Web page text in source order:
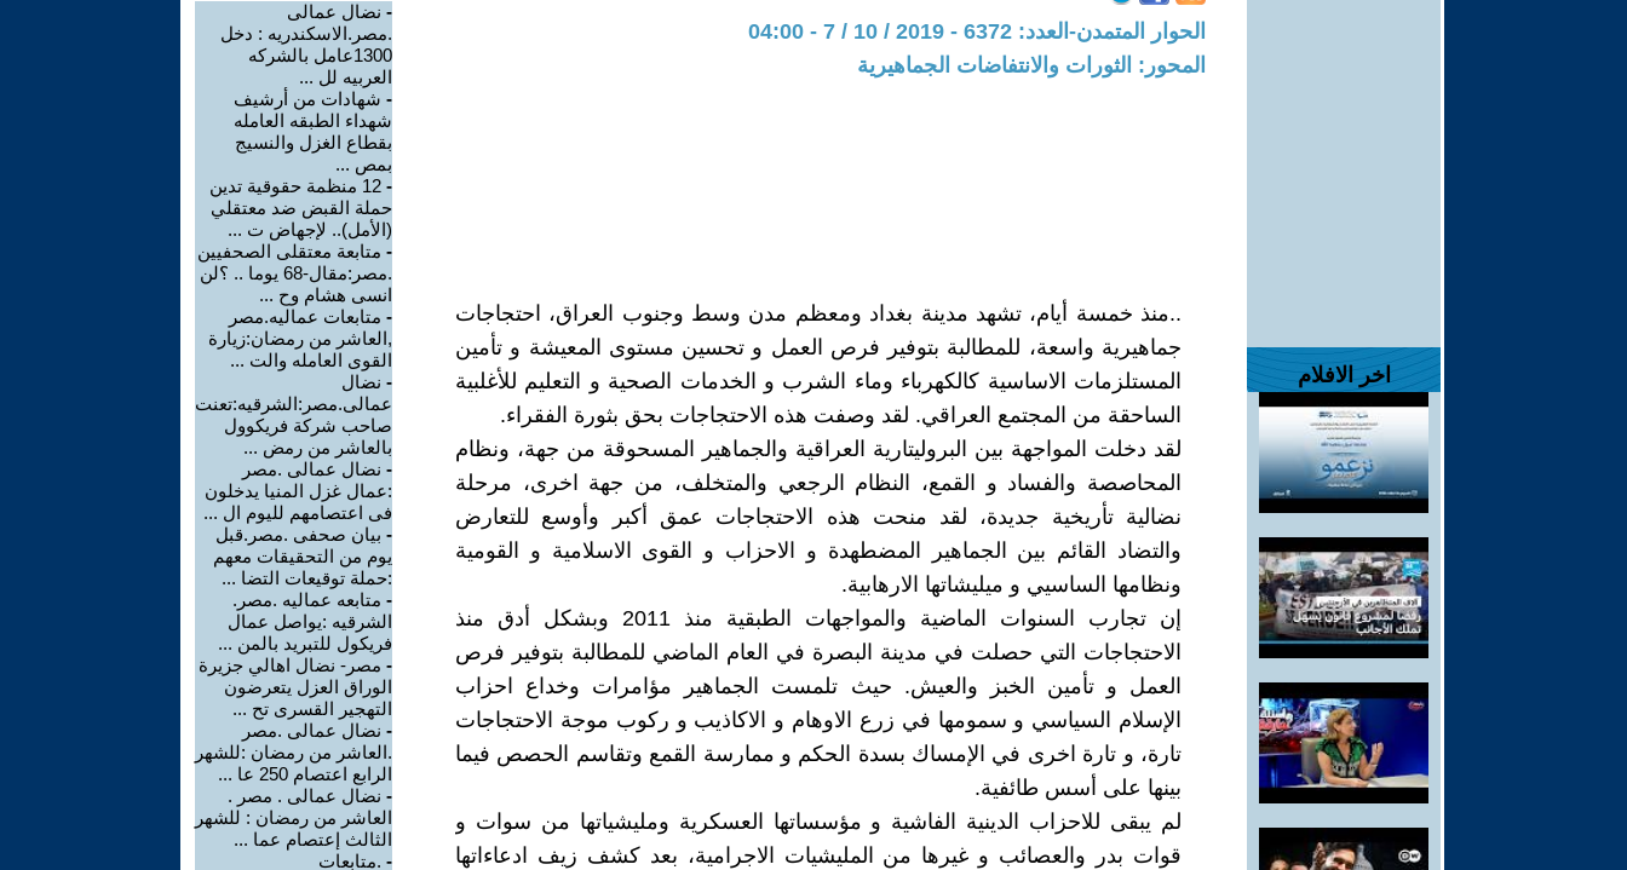
اخر الافلام
الحوار المتمدن-العدد: 6372 - 2019 / 10 / 7 - 04:00
المحور: الثورات والانتفاضات الجماهيرية
..منذ خمسة أيام، تشهد مدينة بغداد ومعظم مدن وسط وجنوب العراق، احتجاجات
جماهيرية واسعة، للمطالبة بتوفير فرص العمل و تحسين مستوى المعيشة و تأمين
المستلزمات الاساسية كالكهرباء وماء الشرب و الخدمات الصحية و التعليم للأغلبية
الساحقة من المجتمع العراقي. لقد وصفت هذه الاحتجاجات بحق بثورة الفقراء.
لقد دخلت المواجهة بين البروليتارية العراقية والجماهير المسحوقة من جهة، ونظام
المحاصصة والفساد و القمع، النظام الرجعي والمتخلف، من جهة اخرى، مرحلة
نضالية تأريخية جديدة، لقد منحت هذه الاحتجاجات عمق أكبر وأوسع للتعارض
والتضاد القائم بين الجماهير المضطهدة و الاحزاب و القوى الاسلامية و القومية
ونظامها الساسيي و ميليشاتها الارهابية.
إن تجارب السنوات الماضية والمواجهات الطبقية منذ 2011 وبشكل أدق منذ
الاحتجاجات التي حصلت في مدينة البصرة في العام الماضي للمطالبة بتوفير فرص
العمل و تأمين الخبز والعيش. حيث تلمست الجماهير مؤامرات وخداع احزاب
الإسلام السياسي و سمومها في زرع الاوهام و الاكاذيب و ركوب موجة الاحتجاجات
تارة، و تارة اخرى في الإمساك بسدة الحكم و ممارسة القمع وتقاسم الحصص فيما
بينها على أسس طائفية.
لم يبقى للاحزاب الدينية الفاشية و مؤسساتها العسكرية ومليشياتها من سوات و
قوات بدر والعصائب و غيرها من المليشيات الاجرامية، بعد كشف زيف ادعاءاتها
- نضال عمالى
.مصر.الاسكندريه : دخل
1300عامل بالشركه
العربيه لل ...
- شهادات من أرشيف
شهداء الطبقه العامله
بقطاع الغزل والنسيج
بمص ...
-
12 منظمة حقوقية تدين
حملة القبض ضد معتقلي
(الأمل).. لإجهاض ت ...
- متابعة معتقلى الصحفيين
.مصر:مقال-68 يوما .. ؟لن
انسى هشام وح ...
- متابعات عماليه.مصر
,العاشر من رمضان:زيارة
القوى العامله والت ...
- نضال
عمالى.مصر:الشرقيه:تعنت
صاحب شركة فريكوول
بالعاشر من رمض ...
- نضال عمالى .مصر
:عمال غزل المنيا يدخلون
فى اعتصامهم لليوم ال ...
- بيان صحفى .مصر.قبل
يوم من التحقيقات معهم
:حملة توقيعات التضا ...
- متابعه عماليه .مصر.
الشرقيه :يواصل عمال
فريكول للتبريد بالمن ...
- مصر- نضال اهالي جزيرة
الوراق العزل يتعرضون
التهجير القسرى تح ...
- نضال عمالى .مصر
.العاشر من رمضان :للشهر
الرابع اعتصام 250 عا ...
- نضال عمالى . مصر .
العاشر من رمضان : للشهر
الثالث إعتصام عما ...
- .متابعات